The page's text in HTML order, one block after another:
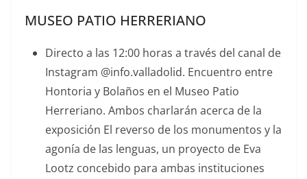
MUSEO PATIO HERRERIANO
Directo a las 12:00 horas a través del canal de
Instagram @info.valladolid. Encuentro entre
Hontoria y Bolaños en el Museo Patio
Herreriano. Ambos charlarán acerca de la
exposición El reverso de los monumentos y la
agonía de las lenguas, un proyecto de Eva
Lootz concebido para ambas instituciones